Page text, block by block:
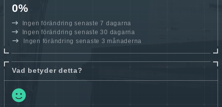
0%
Ingen förändring senaste 7 dagarna
Ingen förändring senaste 30 dagarna
Ingen förändring senaste 3 månaderna
Vad betyder detta?